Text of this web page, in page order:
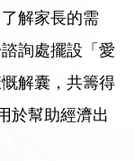
解家長的需
詢處擺設「愛
解囊，共籌得
於幫助經濟出